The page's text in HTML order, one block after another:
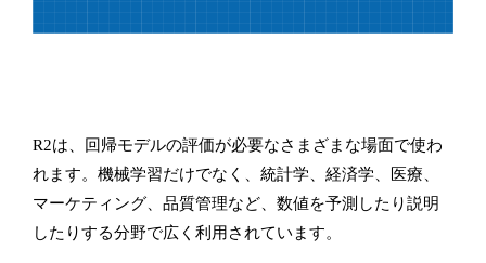
R2は、回帰モデルの評価が必要なさまざまな場面で使わ
れます。機械学習だけでなく、統計学、経済学、医療、
マーケティング、品質管理など、数値を予測したり説明
したりする分野で広く利用されています。